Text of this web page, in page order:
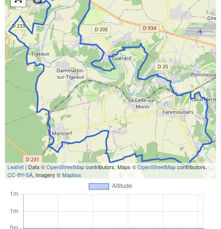
Leaflet | Data ©OpenStreetMapcontributors, Maps ©OpenStreetMapcontributors,
CC-BY-SA, Imagery ©Mapbox